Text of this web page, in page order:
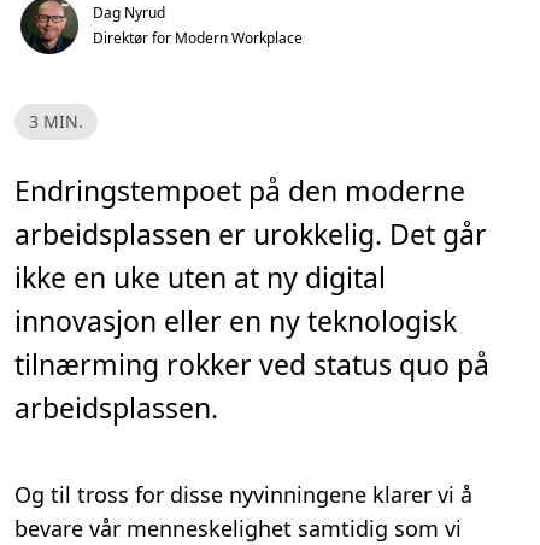
Dag Nyrud
Direktør for Modern Workplace
L
e
t
,
3
m
.
3 MIN.
Endringstempoet på den moderne
arbeidsplassen er urokkelig. Det går
ikke en uke uten at ny digital
innovasjon eller en ny teknologisk
tilnærming rokker ved status quo på
arbeidsplassen.
Og til tross for disse nyvinningene klarer vi å
bevare vår menneskelighet samtidig som vi